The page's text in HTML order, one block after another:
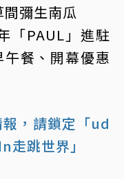
彌生南瓜
「PAUL」進駐
餐、開幕優惠
，請鎖定「ud
走跳世界」